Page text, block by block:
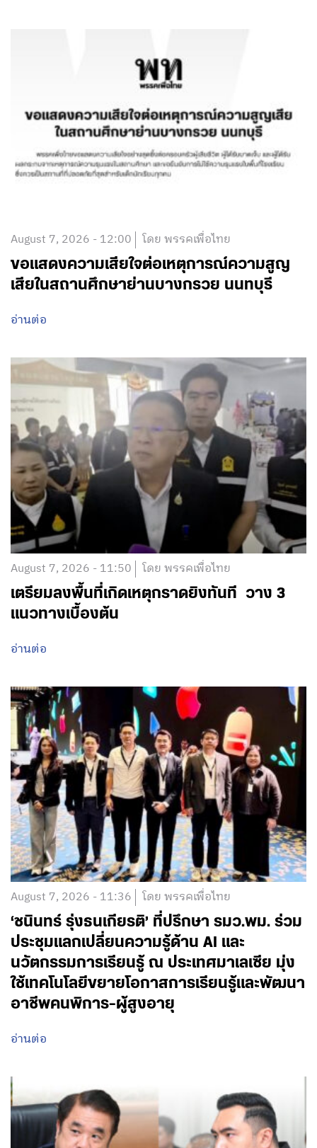
August 7, 2026 - 12:00 โดย พรรคเพื่อไทย
ขอแสดงความเสียใจต่อเหตุการณ์ความสูญ
เสียในสถานศึกษาย่านบางกรวย นนทบุรี
อ่านต่อ
August 7, 2026 - 11:50 โดย พรรคเพื่อไทย
เตรียมลงพื้นที่เกิดเหตุกราดยิงทันที วาง 3
แนวทางเบื้องต้น
อ่านต่อ
August 7, 2026 - 11:36 โดย พรรคเพื่อไทย
‘ชนินทร์ รุ่งธนเกียรติ’ ที่ปรึกษา รมว.พม. ร่วม
ประชุมแลกเปลี่ยนความรู้ด้าน AI และ
นวัตกรรมการเรียนรู้ ณ ประเทศมาเลเซีย มุ่ง
ใช้เทคโนโลยีขยายโอกาสการเรียนรู้และพัฒนา
อาชีพคนพิการ-ผู้สูงอายุ
อ่านต่อ